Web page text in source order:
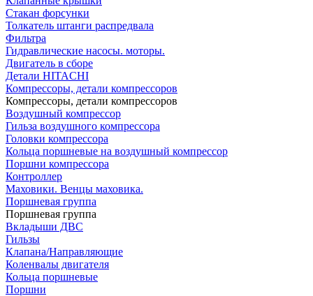
Стакан форсунки
Толкатель штанги распредвала
Фильтра
Гидравлические насосы. моторы.
Двигатель в сборе
Детали HITACHI
Компрессоры, детали компрессоров
Компрессоры, детали компрессоров
Воздушный компрессор
Гильза воздушного компрессора
Головки компрессора
Кольца поршневые на воздушный компрессор
Поршни компрессора
Контроллер
Маховики. Венцы маховика.
Поршневая группа
Поршневая группа
Вкладыши ДВС
Гильзы
Клапана/Направляющие
Коленвалы двигателя
Кольца поршневые
Поршни